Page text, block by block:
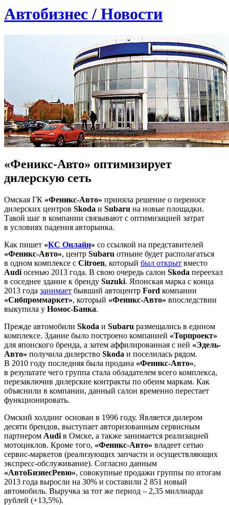
Автобизнес / Новости
«Феникс-Авто» оптимизирует
дилерскую сеть
Омская ГК «Феникс-Авто» приняла решение о переносе
дилерских центров Skoda и Subaru на новые площадки.
Такой шаг в компании связывают с оптимизацией затрат
в условиях падения авторынка.
Как пишет «КС Онлайн» со ссылкой на представителей
«Феникс-Авто», центр Subaru отныне будет располагаться
в одном комплексе с Citroen, который был открыт вместо
Audi осенью 2013 года. В свою очередь салон Skoda переехал
в соседнее здание к бренду Suzuki. Японская марка с конца
2013 года занимает бывший автоцентр Ford компании
«Сибпроммаркет», который «Феникс-Авто» впоследствии
выкупила у Номос-Банка.
Прежде автомобили Skoda и Subaru размещались в едином
комплексе. Здание было построено компанией «Торпроект»
для японского бренда, а затем аффилированная с ней «Эдель-
Авто» получила дилерство Skoda и поселилась рядом.
В 2010 году последняя была продана «Феникс-Авто»,
в результате чего группа стала обладателем всего комплекса,
перезаключив дилерские контракты по обеим маркам. Как
объяснили в компании, данный салон временно перестает
функционировать.
Омский холдинг основан в 1996 году. Является дилером
десяти брендов, выступает авторизованным сервисным
партнером Audi в Омске, а также занимается реализацией
мотоциклов. Кроме того, «Феникс-Авто» владеет сетью
сервис-маркетов (реализующих запчасти и осуществляющих
экспресс-обслуживание). Согласно данным
«АвтоБизнесРевю», совокупные продажи группы по итогам
2013 года выросли на 30% и составили 2 851 новый
автомобиль. Выручка за тот же период – 2,35 миллиарда
рублей (+13,5%).